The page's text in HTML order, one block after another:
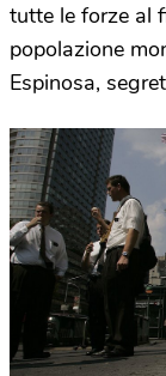
tutte le forze al
popolazione
Espinosa,